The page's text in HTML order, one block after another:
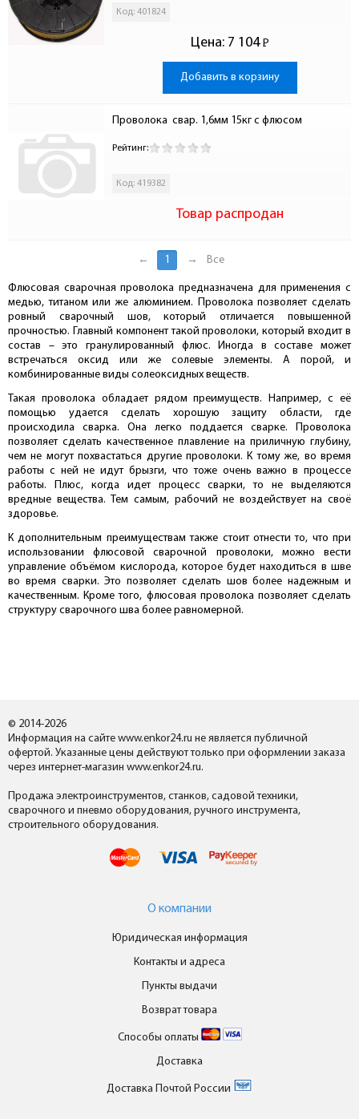
Код: 401824
Цена: 7 104 Р
-
Добавить в корзину
Проволока  свар. 1,6мм 15кг c флюсом
Рейтинг:
Код: 419382
Товар распродан
← 1 → Все
Флюсовая сварочная проволока предназначена для применения с
медью, титаном или же алюминием. Проволока позволяет сделать
ровный сварочный шов, который отличается повышенной
прочностью. Главный компонент такой проволоки, который входит в
состав – это гранулированный флюс. Иногда в составе может
встречаться оксид или же солевые элементы. А порой, и
комбинированные виды солеоксидных веществ.
Такая проволока обладает рядом преимуществ. Например, с её
помощью удается сделать хорошую защиту области, где
происходила сварка. Она легко поддается сварке. Проволока
позволяет сделать качественное плавление на приличную глубину,
чем не могут похвастаться другие проволоки. К тому же, во время
работы с ней не идут брызги, что тоже очень важно в процессе
работы. Плюс, когда идет процесс сварки, то не выделяются
вредные вещества. Тем самым, рабочий не воздействует на своё
здоровье.
К дополнительным преимуществам также стоит отнести то, что при
использовании флюсовой сварочной проволоки, можно вести
управление объёмом кислорода, которое будет находиться в шве
во время сварки. Это позволяет сделать шов более надежным и
качественным. Кроме того, флюсовая проволока позволяет сделать
структуру сварочного шва более равномерной.
© 2014-2026
Информация на сайте www.enkor24.ru не является публичной
офертой. Указанные цены действуют только при оформлении заказа
через интернет-магазин www.enkor24.ru.
Продажа электроинструментов, станков, садовой техники,
сварочного и пневмо оборудования, ручного инструмента,
строительного оборудования.
О компании
Юридическая информация
Контакты и адреса
Пункты выдачи
Возврат товара
Способы оплаты
Доставка
Доставка Почтой России